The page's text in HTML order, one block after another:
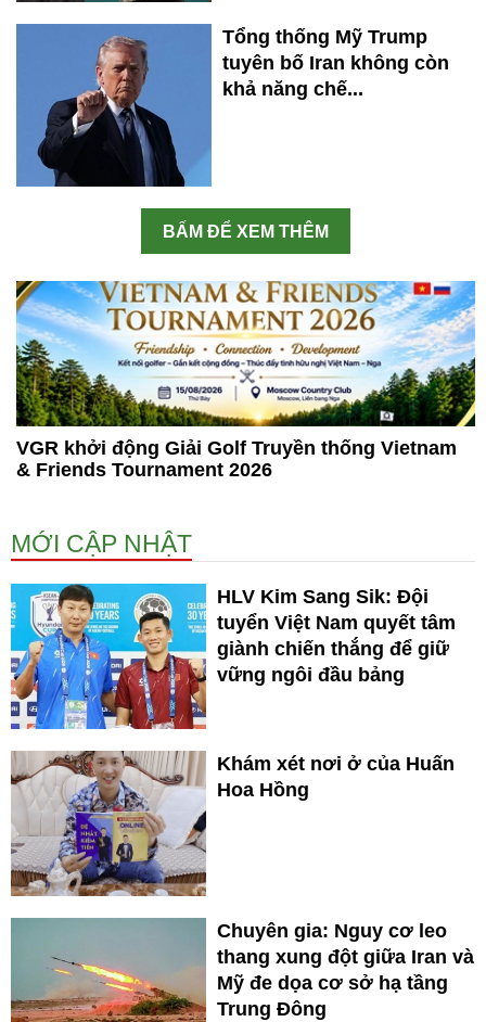
Tổng thống Mỹ Trump
tuyên bố Iran không còn
khả năng chế...
BẤM ĐỂ XEM THÊM
VGR khởi động Giải Golf Truyền thống Vietnam
& Friends Tournament 2026
MỚI CẬP NHẬT
HLV Kim Sang Sik: Đội
tuyển Việt Nam quyết tâm
giành chiến thắng để giữ
vững ngôi đầu bảng
Khám xét nơi ở của Huấn
Hoa Hồng
Chuyên gia: Nguy cơ leo
thang xung đột giữa Iran và
Mỹ đe dọa cơ sở hạ tầng
Trung Đông